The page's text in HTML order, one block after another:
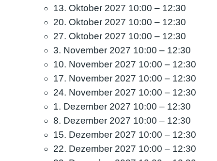
13. Oktober 2027 10:00 – 12:30
20. Oktober 2027 10:00 – 12:30
27. Oktober 2027 10:00 – 12:30
3. November 2027 10:00 – 12:30
10. November 2027 10:00 – 12:30
17. November 2027 10:00 – 12:30
24. November 2027 10:00 – 12:30
1. Dezember 2027 10:00 – 12:30
8. Dezember 2027 10:00 – 12:30
15. Dezember 2027 10:00 – 12:30
22. Dezember 2027 10:00 – 12:30